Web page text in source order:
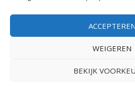
ACCEPTEREN
WEIGEREN
BEKIJK
Elegant Themes|